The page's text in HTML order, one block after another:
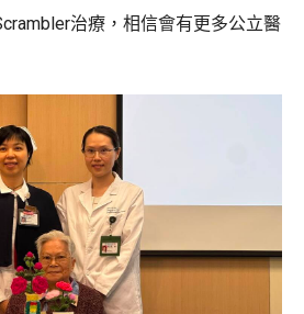
治療，相信會有更多公立醫